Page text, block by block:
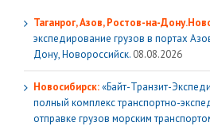
Таганрог, Азов, Ростов-на-
экспедирование грузов в портах
Дону, Новороссийск. 08.08.2026
Новосибирск:«Байт-Транзит-
полный комплекс транспортно-
отправке грузов морским